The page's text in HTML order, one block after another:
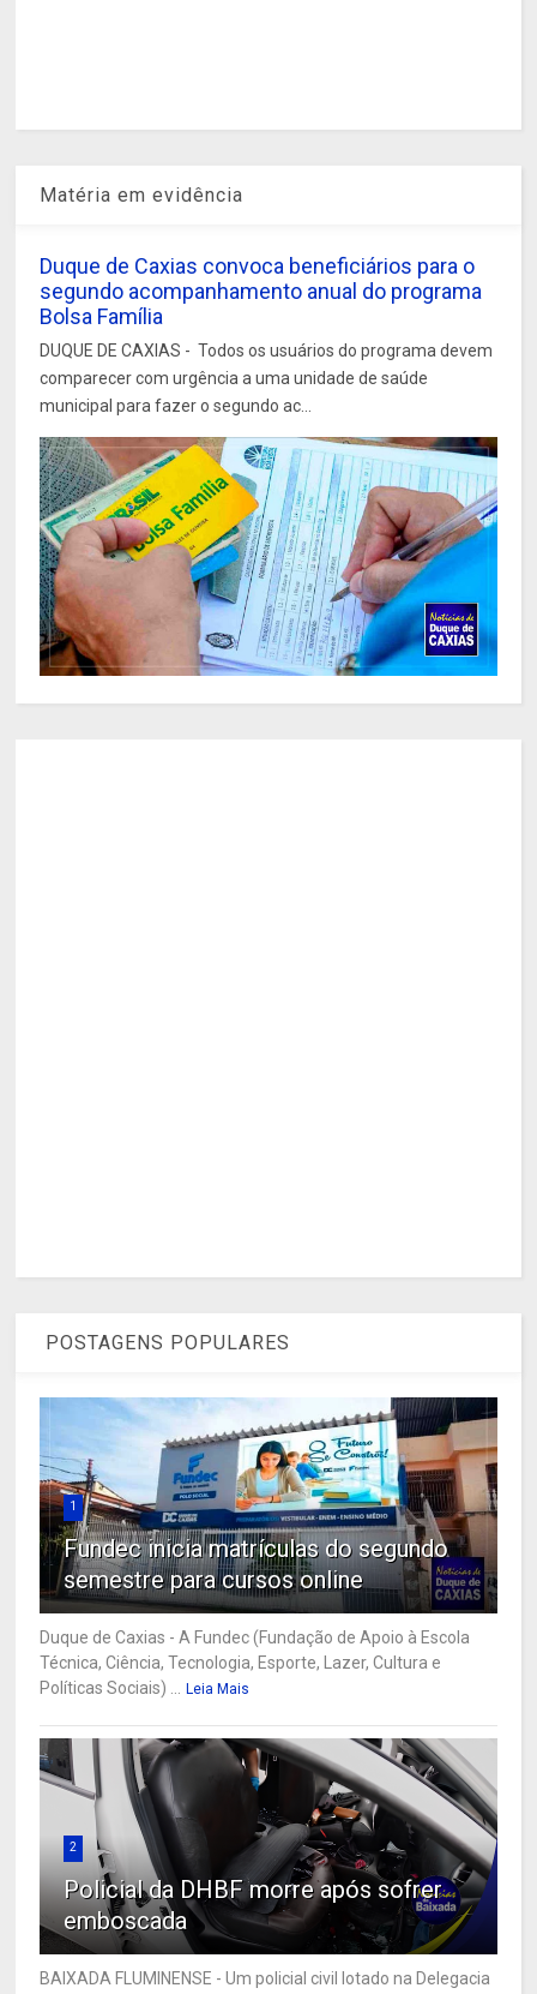
Matéria em evidência
Duque de Caxias convoca beneficiários para o
segundo acompanhamento anual do programa
Bolsa Família
DUQUE DE CAXIAS - Todos os usuários do programa devem
comparecer com urgência a uma unidade de saúde
municipal para fazer o segundo ac...
POSTAGENS POPULARES
1
Fundec inicia matrículas do segundo
semestre para cursos online
Duque de Caxias - A Fundec (Fundação de Apoio à Escola
Técnica, Ciência, Tecnologia, Esporte, Lazer, Cultura e
Políticas Sociais) ... Leia Mais
2
Policial da DHBF morre após sofrer
emboscada
BAIXADA FLUMINENSE - Um policial civil lotado na Delegacia